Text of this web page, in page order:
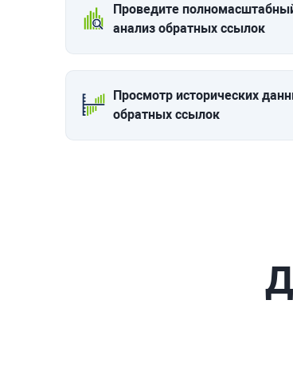
Проведите
анализ обратных ссылок
Просмотр исторических
обратных ссылок